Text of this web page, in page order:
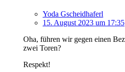
Yoda Gscheidhaferl
15. August 2023 um 17:35
Oha, führen wir gegen einen
zwei Toren?
Respekt!